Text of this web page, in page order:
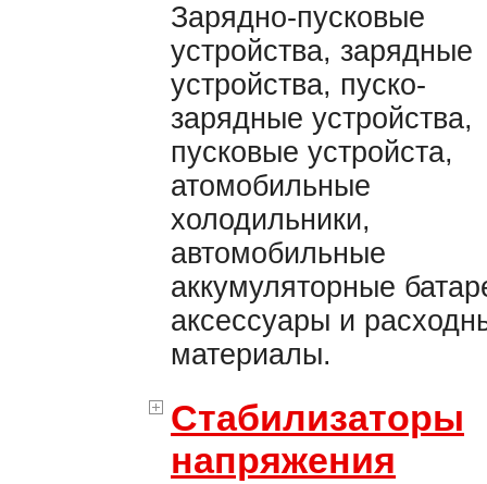
Зарядно-пусковые
устройства, зарядные
устройства, пуско-
зарядные устройства,
пусковые устройста,
атомобильные
холодильники,
автомобильные
аккумуляторные
аксессуары и
материалы.
Стабилизаторы
напряжения